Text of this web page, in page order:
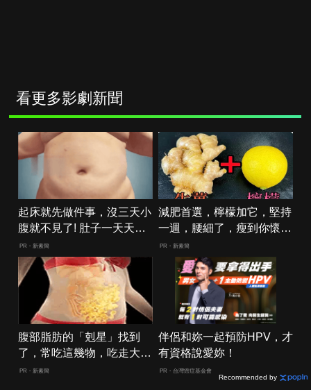
看更多影劇新聞
起床就先做件事，沒三天小
腹就不見了! 肚子一天天變
小！
PR・新素簡
減肥首選，檸檬加它，堅持
一週，腰細了，瘦到你懷疑
人生
PR・新素簡
腹部脂肪的「剋星」找到
了，常吃這幾物，吃走大肚
囊，瘦出小蠻腰
PR・新素簡
伴侶和妳一起預防HPV，才
有資格說愛妳！
PR・台灣癌症基金會
Recommended by